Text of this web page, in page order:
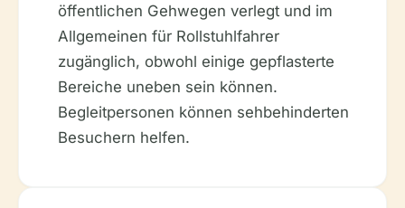
öffentlichen Gehwegen verlegt und im
Allgemeinen für Rollstuhlfahrer
zugänglich, obwohl einige gepflasterte
Bereiche uneben sein können.
Begleitpersonen können sehbehinderten
Besuchern helfen.